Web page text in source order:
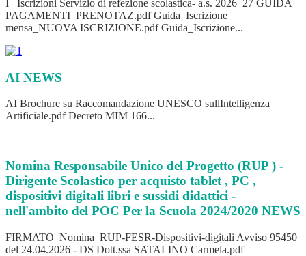
I_ Iscrizioni Servizio di refezione scolastica- a.s. 2026_27 GUIDA
PAGAMENTI_PRENOTAZ.pdf Guida_Iscrizione
mensa_NUOVA ISCRIZIONE.pdf Guida_Iscrizione...
AI NEWS
AI Brochure su Raccomandazione UNESCO sullIntelligenza
Artificiale.pdf Decreto MIM 166...
Nomina Responsabile Unico del Progetto (RUP ) -
Dirigente Scolastico per acquisto tablet , PC ,
dispositivi digitali libri e sussidi didattici -
nell'ambito del POC Per la Scuola 2024/2020 NEWS
FIRMATO_Nomina_RUP-FESR-Dispositivi-digitali Avviso 95450
del 24.04.2026 - DS Dott.ssa SATALINO Carmela.pdf